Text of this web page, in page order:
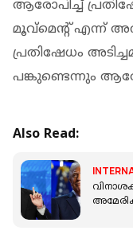
ആരോപിച്ച്
മൂവ്‌മെന്റ് എന്ന്
പ്രതിഷേധം
പങ്കുണ്ടെന്നും
Also Read: